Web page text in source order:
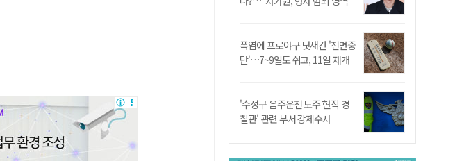
폭염에 프로야구 닷새간 '전면중
단'…7~9일도 쉬고, 11일 재개
'수성구 음주운전 도주 현직 경
찰관' 관련 부서 강제수사